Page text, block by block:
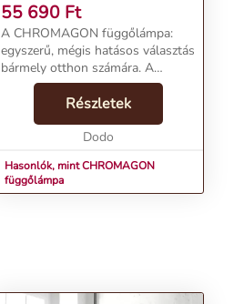
55 690 Ft
A CHROMAGON függőlámpa:
egyszerű, mégis hatásos választás
bármely otthon számára. A
minimalista dizájn és az elegáns
ezüst színű kivitel teszi
tökéletessé a tér megvilágítását,
miközben szemet gyönyör...
Részletek
Dodo
Hasonlók, mint CHROMAGON
függőlámpa